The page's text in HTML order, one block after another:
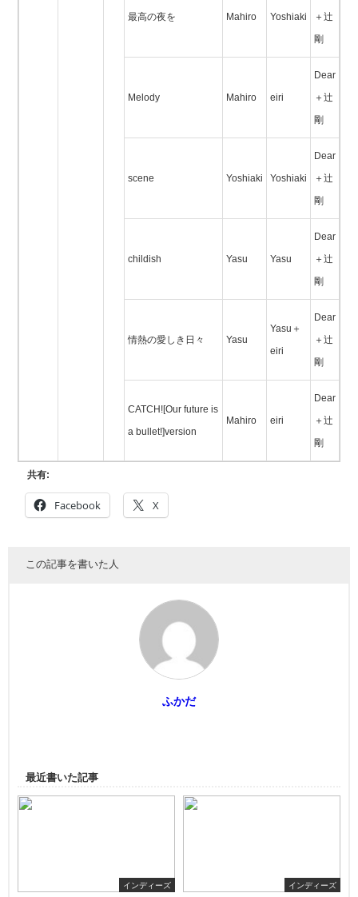
最高の夜を Mahiro Yoshiaki ＋辻
剛
Melody Mahiro eiri
Dear
＋辻
剛
scene Yoshiaki Yoshiaki
Dear
＋辻
剛
childish Yasu Yasu
Dear
＋辻
剛
情熱の愛しき日々 Yasu
Yasu＋
eiri
Dear
＋辻
剛
CATCH![Our future is
a bullet!]version
Mahiro eiri
Dear
＋辻
剛
共有:
Facebook X
この記事を書いた人
ふかだ
最近書いた記事
インディーズ インディーズ